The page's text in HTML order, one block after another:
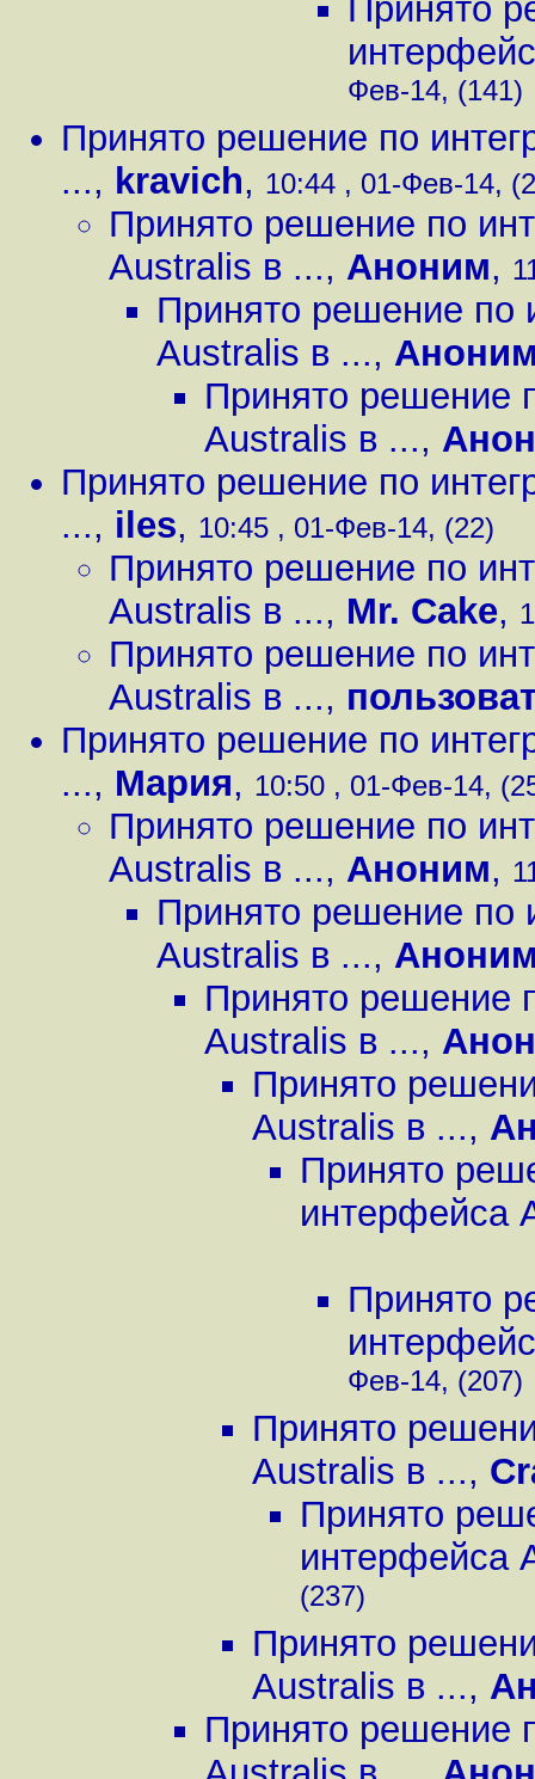
Принято
Фев-14, (141)
Принято решение по
..., kravich, 10:44 , 01-Фев-14,
Принято решение по
Australis в ..., Аноним,
Принято решение по
Australis в ...,
Принято решение
Australis в ...,
Принято решение по
..., iles, 10:45 , 01-Фев-14, (22)
Принято решение по
Australis в ..., Mr. Cake,
Принято решение по
Australis в ...,
Принято решение по
..., Мария, 10:50 , 01-Фев-14,
Принято решение по
Australis в ..., Аноним,
Принято решение по
Australis в ...,
Принято решение
Australis в ...,
Принято
Australis в ...,
Принято
интерфейса
Принято
Фев-14, (207)
Принято
Australis в ...,
Принято
интерфейса
(237)
Принято
Australis в ...,
Принято решение